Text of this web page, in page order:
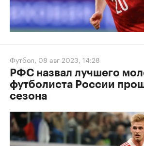
Футбол, 08 авг 2023, 14:28
РФС назвал лучшего
футболиста России
сезона